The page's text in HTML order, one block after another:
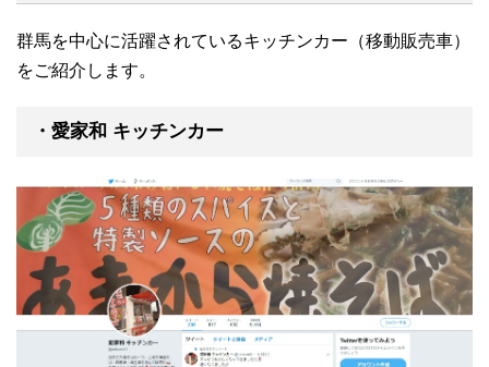
群馬を中心に活躍されているキッチンカー（移動販売車）
をご紹介します。
・愛家和 キッチンカー